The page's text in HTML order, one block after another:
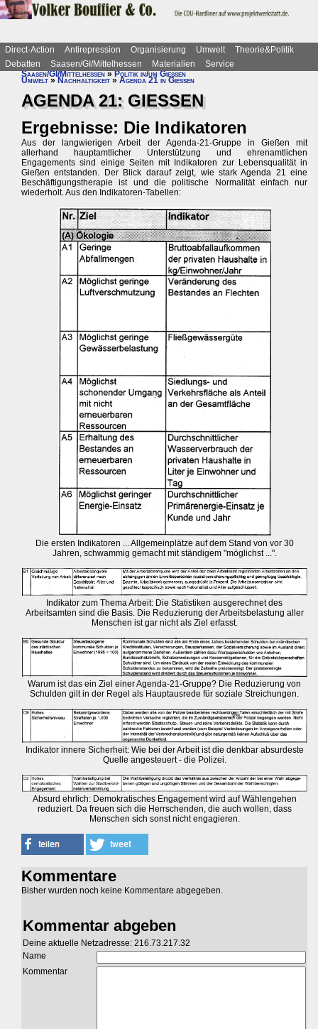
Direct-Action Antirepression Organisierung Umwelt
Theorie&Politik
Debatten
Saasen/GI/Mittelhessen Materialien
Service
Saasen/GI/Mittelhessen»Politik in/um Gießen
Umwelt » Nachhaltigkeit » Agenda 21 in Gießen
AGENDA 21: GIESSEN
Ergebnisse: Die Indikatoren
Aus der langwierigen Arbeit der Agenda-21-Gruppe in Gießen mit
allerhand hauptamtlicher Unterstützung und ehrenamtlichen
Engagements sind einige Seiten mit Indikatoren zur Lebensqualität in
Gießen entstanden. Der Blick darauf zeigt, wie stark Agenda 21 eine
Beschäftigungstherapie ist und die politische Normalität einfach nur
wiederholt. Aus den Indikatoren-Tabellen:
Die ersten Indikatoren ... Allgemeinplätze auf dem Stand von vor 30
Jahren, schwammig gemacht mit ständigem "möglichst ...".
Indikator zum Thema Arbeit: Die Statistiken ausgerechnet des
Arbeitsamten sind die Basis. Die Reduzierung der Arbeitsbelastung aller
Menschen ist gar nicht als Ziel erfasst.
Warum ist das ein Ziel einer Agenda-21-Gruppe? Die Reduzierung von
Schulden gilt in der Regel als Hauptausrede für soziale Streichungen.
Indikator innere Sicherheit: Wie bei der Arbeit ist die denkbar absurdeste
Quelle angesteuert - die Polizei.
Absurd ehrlich: Demokratisches Engagement wird auf Wählengehen
reduziert. Da freuen sich die Herrschenden, die auch wollen, dass
Menschen sich sonst nicht engagieren.
Kommentare
Bisher wurden noch keine Kommentare abgegeben.
Kommentar abgeben
Deine aktuelle Netzadresse: 216.73.217.32
Name
Kommentar